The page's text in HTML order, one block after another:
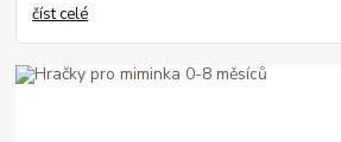
číst celé